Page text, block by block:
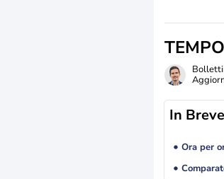
In Breve
Ora per